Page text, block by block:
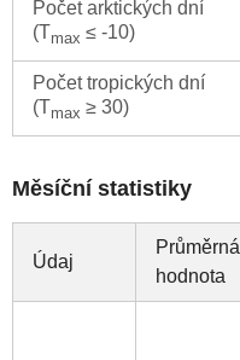
Počet arktických dní
(Tmax ≤ -10)
Počet tropických dní
(Tmax ≥ 30)
Měsíční statistiky
Údaj
Průměrná
hodnota